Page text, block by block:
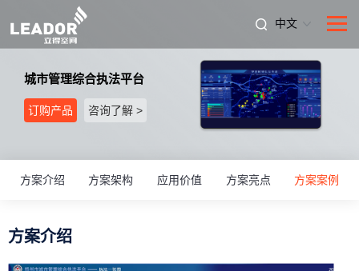
中文
城市管理综合执法平台
订购产品 咨询了解 >
方案介绍 方案架构 应用价值 方案亮点 方案案例
方案介绍